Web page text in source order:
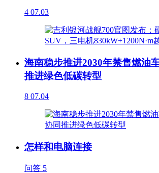
4 07.03
海南稳步推进2030年禁售燃油
推进绿色低碳转型
8 07.04
怎样和电脑连接
问答 5